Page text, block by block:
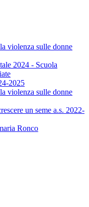
violenza sulle donne
2024 - Scuola
2025
violenza sulle donne
un seme a.s. 2022-
Ronco